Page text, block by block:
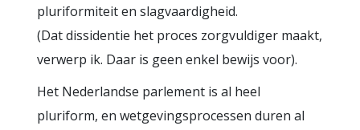
pluriformiteit en slagvaardigheid.
(Dat dissidentie het proces zorgvuldiger maakt,
verwerp ik. Daar is geen enkel bewijs voor).
Het Nederlandse parlement is al heel
pluriform, en wetgevingsprocessen duren al